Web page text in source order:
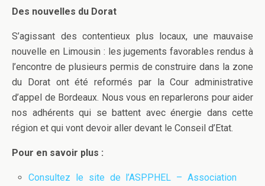
Des nouvelles du Dorat
S’agissant des contentieux plus locaux, une mauvaise
nouvelle en Limousin : les jugements favorables rendus à
l’encontre de plusieurs permis de construire dans la zone
du Dorat ont été reformés par la Cour administrative
d’appel de Bordeaux. Nous vous en reparlerons pour aider
nos adhérents qui se battent avec énergie dans cette
région et qui vont devoir aller devant le Conseil d’Etat.
Pour en savoir plus :
Consultez le site de l’ASPPHEL – Association